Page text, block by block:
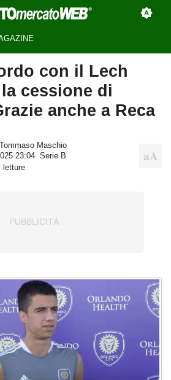
con il Lech
cessione di
anche a Reca
Tommaso Maschio
23:04
Serie B
letture